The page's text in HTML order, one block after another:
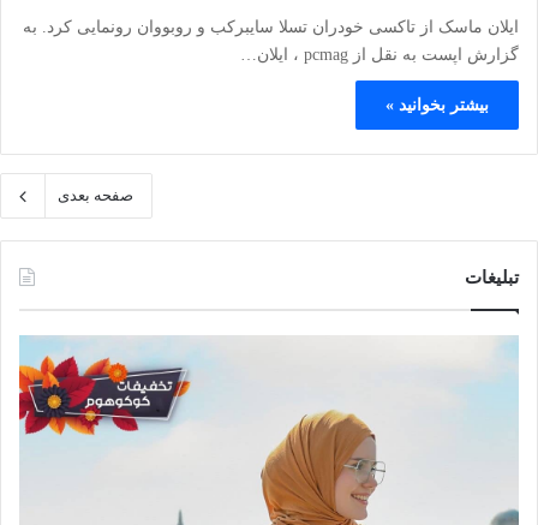
ایلان ماسک از تاکسی خودران تسلا سایبرکب و روبووان رونمایی کرد. به
گزارش اپست به نقل از pcmag ، ایلان…
بیشتر بخوانید »
صفحه بعدی
تبلیغات